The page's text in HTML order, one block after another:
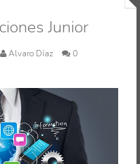
Junior
Alvaro Díaz
0